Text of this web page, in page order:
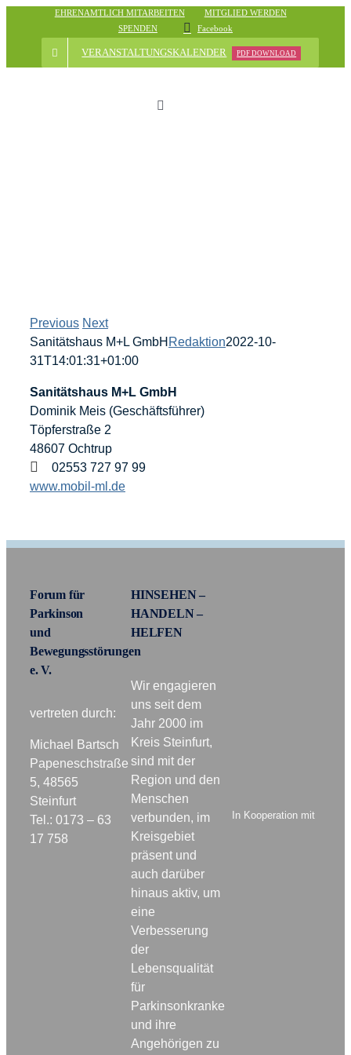
EHRENAMTLICH MITARBEITEN
MITGLIED WERDEN
SPENDEN
Facebook
VERANSTALTUNGSKALENDER PDF DOWNLOAD
Toggle
Förderer
Previous Next
Sanitätshaus M+L GmbH Redaktion2022-10-
31T14:01:31+01:00
Sanitätshaus M+L GmbH
Dominik Meis (Geschäftsführer)
Töpferstraße 2
48607 Ochtrup
02553 727 97 99
www.mobil-ml.de
Forum für
Parkinson
und
Bewegungsstörungen
e. V.
vertreten durch:
Michael Bartsch
Papeneschstraße
5, 48565
Steinfurt
Tel.: 0173 – 63
17 758
HINSEHEN –
HANDELN –
HELFEN
Wir engagieren
uns seit dem
Jahr 2000 im
Kreis Steinfurt,
sind mit der
Region und den
Menschen
verbunden, im
Kreisgebiet
präsent und
auch darüber
hinaus aktiv, um
eine
Verbesserung
der
Lebensqualität
für
Parkinsonkranke
und ihre
Angehörigen zu
In Kooperation mit